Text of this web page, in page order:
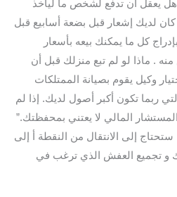
هل يعقل أن تدفع لشخص ما ليأخذ
كان لديك إشعار قبل بضعة أسابيع قبل
كل ما يمكنك بيعه بأسعار
. ماذا لو لم تبع منزلك قبل أن
وكيل يقوم بصيانة الممتلكات
ربما تكون أكبر أصول لديك. إذا لم
المالي لا يعتني بمحفظتك.”
إلى الانتقال من النقطة أ إلى
و تجميع العفش الذي ترغب في